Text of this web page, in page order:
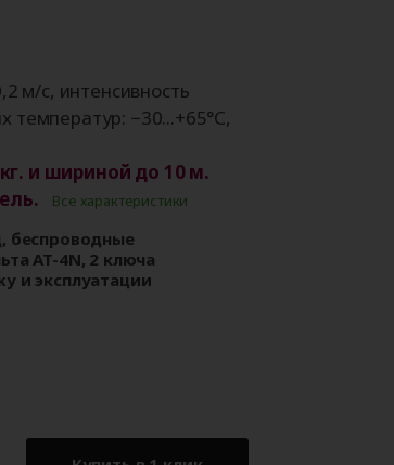
м/с, интенсивность
температур: −30...+65°С,
и шириной до 10 м.
Все характеристики
беспроводные
AT-4N, 2 ключа
и эксплуатации